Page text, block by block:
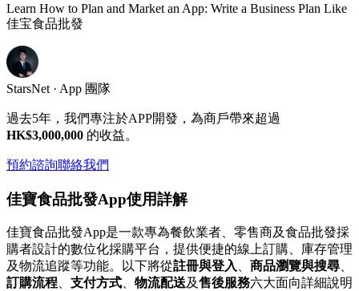
Learn How to Plan and Market an App: Write a Business Plan Like
佳宝食品批發
StarsNet · App 團隊
過去5年，我們專注於APP開發，為商戶帶來超過
HK$3,000,000 的收益。
預約諮詢聯絡我們
佳寶食品批發App使用詳解
佳寶食品批發App是一款專為餐飲業者、零售商及食品批發採
購者設計的數位化採購平台，提供便捷的線上訂購、庫存管理
及物流追蹤等功能。以下將從註冊與登入 商品瀏覽與搜尋
訂購流程
支付方式 物流配送及售後服務六大面向詳細說明